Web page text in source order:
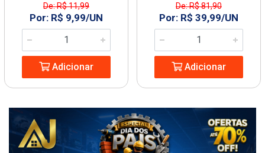
De: R$ 11,99
Por: R$ 9,99/UN
Adicionar
De: R$ 81,90
Por: R$ 39,99/UN
Adicionar